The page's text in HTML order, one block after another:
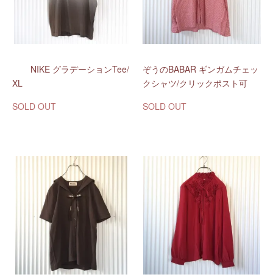
NIKE グラデーションTee/
XL
SOLD OUT
ぞうのBABAR ギンガムチェッ
クシャツ/クリックポスト可
SOLD OUT